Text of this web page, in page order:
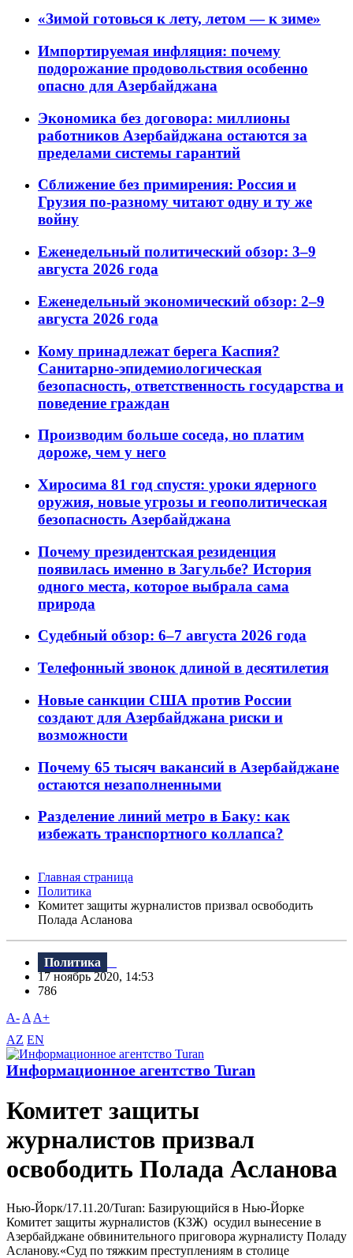
«Зимой готовься к лету, летом — к зиме»
Импортируемая инфляция: почему
подорожание продовольствия особенно
опасно для Азербайджана
Экономика без договора: миллионы
работников Азербайджана остаются за
пределами системы гарантий
Сближение без примирения: Россия и
Грузия по-разному читают одну и ту же
войну
Еженедельный политический обзор: 3–9
августа 2026 года
Еженедельный экономический обзор: 2–9
августа 2026 года
Кому принадлежат берега Каспия?
Санитарно-эпидемиологическая
безопасность, ответственность государства и
поведение граждан
Производим больше соседа, но платим
дороже, чем у него
Хиросима 81 год спустя: уроки ядерного
оружия, новые угрозы и геополитическая
безопасность Азербайджана
Почему президентская резиденция
появилась именно в Загульбе? История
одного места, которое выбрала сама
природа
Судебный обзор: 6–7 августа 2026 года
Телефонный звонок длиной в десятилетия
Новые санкции США против России
создают для Азербайджана риски и
возможности
Почему 65 тысяч вакансий в Азербайджане
остаются незаполненными
Разделение линий метро в Баку: как
избежать транспортного коллапса?
Главная страница
Политика
Комитет защиты журналистов призвал освободить
Полада Асланова
Политика
17 ноябрь 2020, 14:53
786
A- A A+
AZ EN
Информационное агентство Turan
Комитет защиты
журналистов призвал
освободить Полада Асланова
Нью-Йорк/17.11.20/Turan: Базирующийся в Нью-Йорке
Комитет защиты журналистов (КЗЖ) осудил вынесение в
Азербайджане обвинительного приговора журналисту Поладу
Асланову.«Суд по тяжким преступлениям в столице